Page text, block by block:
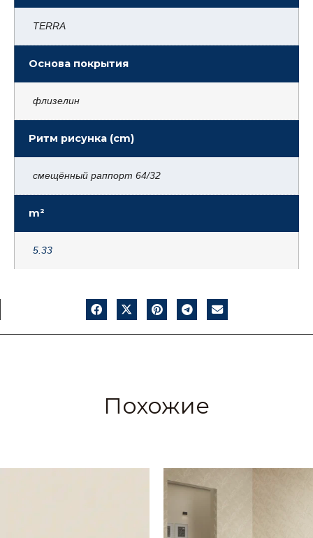
TERRA
Основа покрытия
флизелин
Ритм рисунка (cm)
смещённый раппорт 64/32
m²
5.33
Похожие